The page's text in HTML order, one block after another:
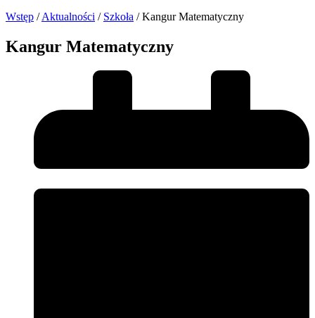
Wstęp / Aktualności / Szkoła / Kangur Matematyczny
Kangur Matematyczny